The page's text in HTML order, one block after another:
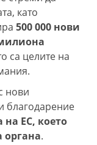
като
500 000 нови
са целите на
нови
благодарение
ЕС, което
органа.